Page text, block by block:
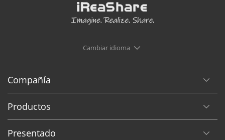
Compañía
Productos